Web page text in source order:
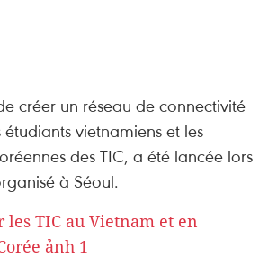
créer un réseau de connectivité
vietnamiens et les
des TIC, a été lancée lors
à Séoul.